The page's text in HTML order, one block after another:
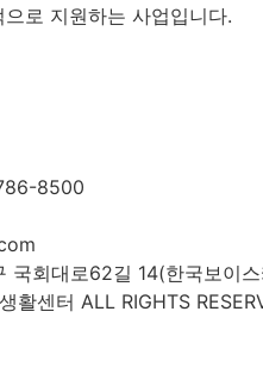
로 지원하는 사업입니다.
8500
국회대로62길 14(한국보이
활센터 ALL RIGHTS